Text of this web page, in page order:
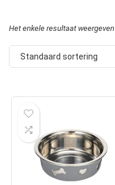
Het enkele resultaat weergeven
Standaard sortering